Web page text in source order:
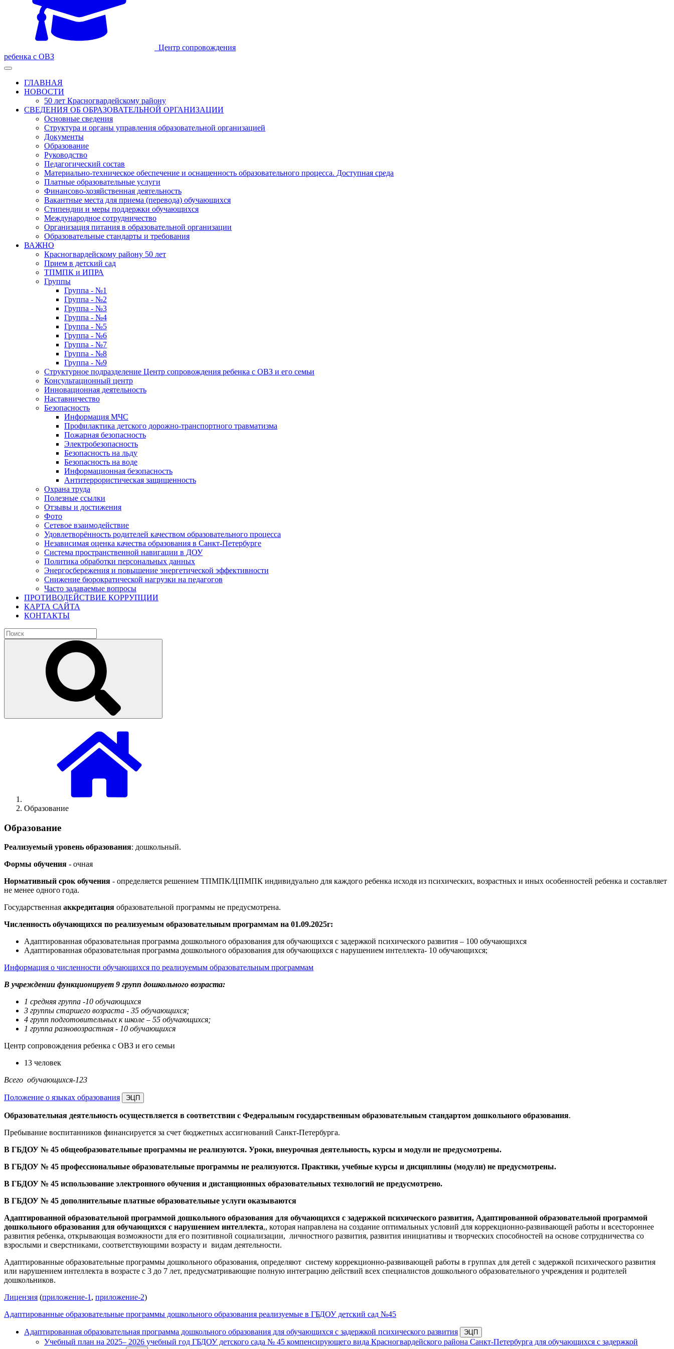
Центр сопровождения
ребенка с ОВЗ
ГЛАВНАЯ
НОВОСТИ
50 лет Красногвардейскому району
СВЕДЕНИЯ ОБ ОБРАЗОВАТЕЛЬНОЙ ОРГАНИЗАЦИИ
Основные сведения
Структура и органы управления образовательной организацией
Документы
Образование
Руководство
Педагогический состав
Материально-техническое обеспечение и оснащенность образовательного процесса. Доступная среда
Платные образовательные услуги
Финансово-хозяйственная деятельность
Вакантные места для приема (перевода) обучающихся
Стипендии и меры поддержки обучающихся
Международное сотрудничество
Организация питания в образовательной организации
Образовательные стандарты и требования
ВАЖНО
Красногвардейскому району 50 лет
Прием в детский сад
ТПМПК и ИПРА
Группы
Группа - №1
Группа - №2
Группа - №3
Группа - №4
Группа - №5
Группа - №6
Группа - №7
Группа - №8
Группа - №9
Структурное подразделение Центр сопровождения ребенка с ОВЗ и его семьи
Консультационный центр
Инновационная деятельность
Наставничество
Безопасность
Информация МЧС
Профилактика детского дорожно-транспортного травматизма
Пожарная безопасность
Электробезопасность
Безопасность на льду
Безопасность на воде
Информационная безопасность
Антитеррористическая защищенность
Охрана труда
Полезные ссылки
Отзывы и достижения
Фото
Сетевое взаимодействие
Удовлетворённость родителей качеством образовательного процесса
Независимая оценка качества образования в Санкт-Петербурге
Система пространственной навигации в ДОУ
Политика обработки персональных данных
Энергосбережения и повышение энергетической эффективности
Снижение бюрократической нагрузки на педагогов
Часто задаваемые вопросы
ПРОТИВОДЕЙСТВИЕ КОРРУПЦИИ
КАРТА САЙТА
КОНТАКТЫ
Образование
Образование
Реализуемый уровень образования: дошкольный.
Формы обучения - очная
Нормативный срок обучения - определяется решением ТПМПК/ЦПМПК индивидуально для каждого ребенка исходя из психических, возрастных и иных особенностей ребенка и составляет
не менее одного года.
Государственная аккредитация образовательной программы не предусмотрена.
Численность обучающихся по реализуемым образовательным программам на 01.09.2025г:
Адаптированная образовательная программа дошкольного образования для обучающихся с задержкой психического развития – 100 обучающихся
Адаптированная образовательная программа дошкольного образования для обучающихся с нарушением интеллекта- 10 обучающихся;
Информация о численности обучающихся по реализуемым образовательным программам
В учреждении функционирует 9 групп дошкольного возраста:
1 средняя группа -10 обучающихся
3 группы старшего возраста - 35 обучающихся;
4 групп подготовительных к школе – 55 обучающихся;
1 группа разновозрастная - 10 обучающихся
Центр сопровождения ребенка с ОВЗ и его семьи
13 человек
Всего обучающихся-123
Положение о языках образования
Образовательная деятельность осуществляется в соответствии с Федеральным государственным образовательным стандартом дошкольного образования.
Пребывание воспитанников финансируется за счет бюджетных ассигнований Санкт-Петербурга.
В ГБДОУ № 45 общеобразовательные программы не реализуются. Уроки, внеурочная деятельность, курсы и модули не предусмотрены.
В ГБДОУ № 45 профессиональные образовательные программы не реализуются. Практики, учебные курсы и дисциплины (модули) не предусмотрены.
В ГБДОУ № 45 использование электронного обучения и дистанционных образовательных технологий не предусмотрено.
В ГБДОУ № 45 дополнительные платные образовательные услуги оказываются
Адаптированной образовательной программой дошкольного образования для обучающихся с задержкой психического развития, Адаптированной образовательной программой
дошкольного образования для обучающихся с нарушением интеллекта,, которая направлена на создание оптимальных условий для коррекционно-развивающей работы и всестороннее
развития ребенка, открывающая возможности для его позитивной социализации, личностного развития, развития инициативы и творческих способностей на основе сотрудничества со
взрослыми и сверстниками, соответствующими возрасту и видам деятельности.
Адаптированные образовательные программы дошкольного образования, определяют систему коррекционно-развивающей работы в группах для детей с задержкой психического развития
или нарушением интеллекта в возрасте с 3 до 7 лет, предусматривающие полную интеграцию действий всех специалистов дошкольного образовательного учреждения и родителей
дошкольников.
Лицензия (приложение-1, приложение-2)
Адаптированные образовательные программы дошкольного образования реализуемые в ГБДОУ детский сад №45
Адаптированная образовательная программа дошкольного образования для обучающихся с задержкой психического развития
Учебный план на 2025– 2026 учебный год ГБДОУ детского сада № 45 компенсирующего вида Красногвардейского района Санкт-Петербурга для обучающихся с задержкой